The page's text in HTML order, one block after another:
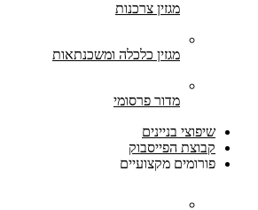
מגזין צרכנות
מגזין כלכלה ומשכנתאות
מדור פרסומי
שיפוצי בניינים
קבוצת הפייסבוק
פורומים מקצועיים